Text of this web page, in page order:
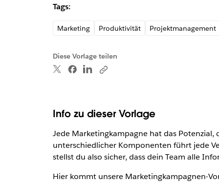
Tags:
Marketing Produktivität Projektmanagement
Diese Vorlage teilen
Info zu dieser Vorlage
Jede Marketingkampagne hat das
unterschiedlicher Komponenten führt jede
stellst du also sicher, dass dein Team alle
Hier kommt unsere Marketingkampagnen-